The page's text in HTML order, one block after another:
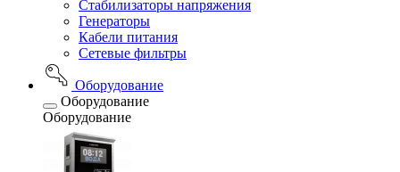
Стабилизаторы напряжения
Генераторы
Кабели питания
Сетевые фильтры
Оборудование
Оборудование
Оборудование